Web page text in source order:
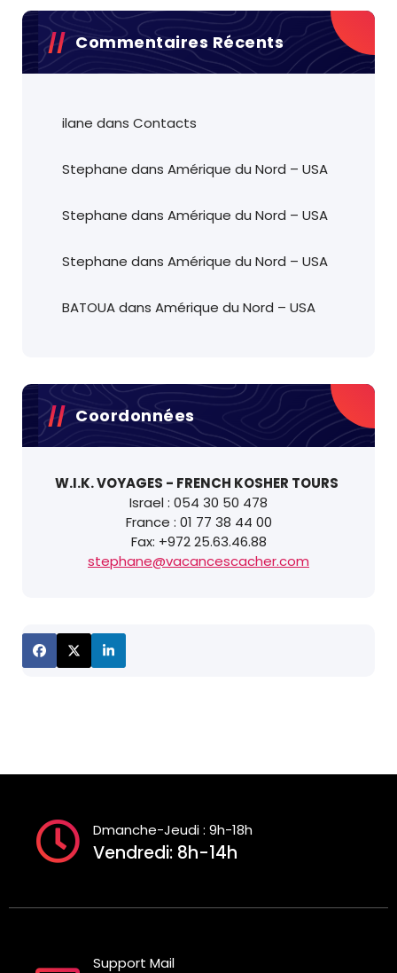
Commentaires Récents
ilane dans Contacts
Stephane dans Amérique du Nord – USA
Stephane dans Amérique du Nord – USA
Stephane dans Amérique du Nord – USA
BATOUAdans Amérique du Nord – USA
Coordonnées
W.I.K. VOYAGES - FRENCH KOSHER TOURS
Israel : 054 30 50 478
France : 01 77 38 44 00
Fax: +972 25.63.46.88
stephane@vacancescacher.com
Dmanche-Jeudi : 9h-18h
Vendredi: 8h-14h
Support Mail